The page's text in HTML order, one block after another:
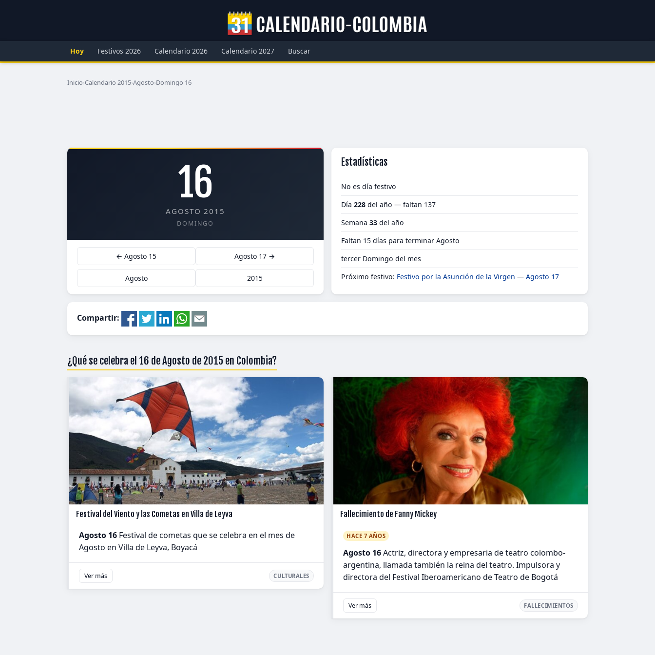
Hoy Festivos 2026 Calendario 2026 Calendario 2027 Buscar
Inicio›Calendario 2015›Agosto›Domingo 16
16
AGOSTO 2015
DOMINGO
← Agosto 15 Agosto 17 →
Agosto 2015
Estadísticas
No es día festivo
Día 228 del año — faltan 137
Semana 33 del año
Faltan 15 días para terminar Agosto
tercer Domingo del mes
Próximo festivo: Festivo por la Asunción de la Virgen — Agosto 17
Compartir:
¿Qué se celebra el 16 de Agosto de 2015 en Colombia?
Festival del Viento y las Cometas en Villa de Leyva
Agosto 16 Festival de cometas que se celebra en el mes de
Agosto en Villa de Leyva, Boyacá
Ver más CULTURALES
Fallecimiento de Fanny Mickey
HACE 7 AÑOS
Agosto 16Actriz, directora y empresaria de teatro colombo-
argentina, llamada también la reina del teatro. Impulsora y
directora del Festival Iberoamericano de Teatro de Bogotá
Ver más FALLECIMIENTOS